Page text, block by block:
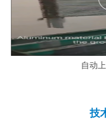
自动
技